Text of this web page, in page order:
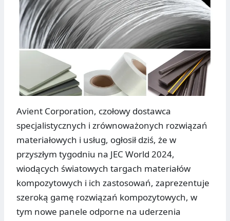
Avient Corporation, czołowy dostawca
specjalistycznych i zrównoważonych rozwiązań
materiałowych i usług, ogłosił dziś, że w
przyszłym tygodniu na JEC World 2024,
wiodących światowych targach materiałów
kompozytowych i ich zastosowań, zaprezentuje
szeroką gamę rozwiązań kompozytowych, w
tym nowe panele odporne na uderzenia